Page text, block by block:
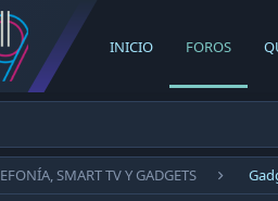
INICIO FOROS
SMART TV Y GADGETS